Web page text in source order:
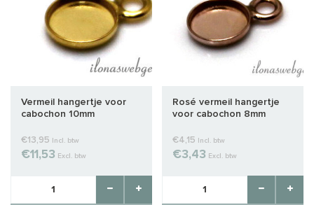
Vermeil hangertje voor
cabochon 10mm
€13,95 Incl. btw
€11,53 Excl. btw
Rosé vermeil hangertje
voor cabochon 8mm
€4,15 Incl. btw
€3,43 Excl. btw